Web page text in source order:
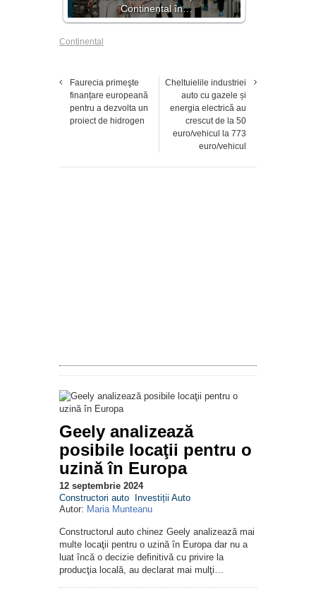
Continental în…
Continental
Faurecia primeşte
finanțare europeană
pentru a dezvolta un
proiect de hidrogen
Cheltuielile industriei
auto cu gazele și
energia electrică au
crescut de la 50
euro/vehicul la 773
euro/vehicul
Geely analizează
posibile locaţii pentru o
uzină în Europa
12 septembrie 2024
Constructori auto
Investiții Auto
Autor: Maria Munteanu
Constructorul auto chinez Geely analizează mai
multe locaţii pentru o uzină în Europa dar nu a
luat încă o decizie definitivă cu privire la
producţia locală, au declarat mai mulţi…